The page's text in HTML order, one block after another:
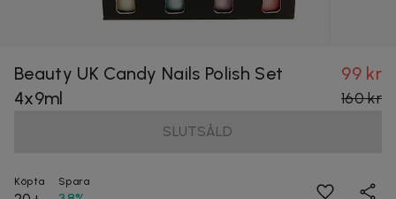
Beauty UK Candy Nails Polish Set
4x9ml
99 kr
160 kr
SLUTSÅLD
Köpta Spara